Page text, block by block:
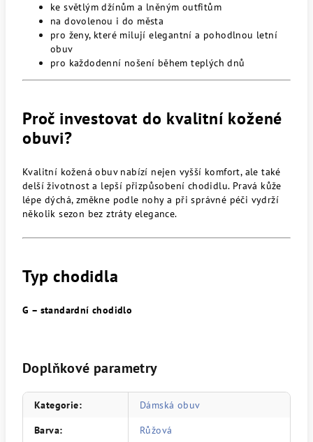
ke světlým džínům a lněným outfitům
na dovolenou i do města
pro ženy, které milují elegantní a pohodlnou letní
obuv
pro každodenní nošení během teplých dnů
Proč investovat do kvalitní kožené
obuvi?
Kvalitní kožená obuv nabízí nejen vyšší komfort, ale také
delší životnost a lepší přizpůsobení chodidlu. Pravá kůže
lépe dýchá, změkne podle nohy a při správné péči vydrží
několik sezon bez ztráty elegance.
Typ chodidla
G – standardní chodidlo
Doplňkové parametry
Kategorie:
Dámská obuv
Barva:
Růžová